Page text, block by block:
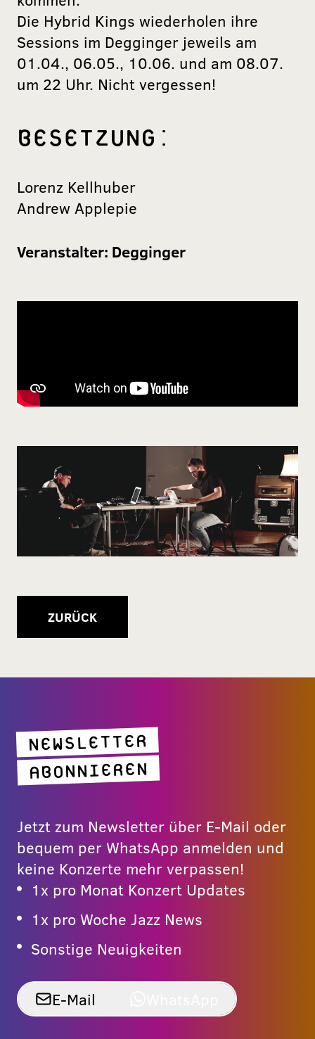
Die Hybrid Kings wiederholen ihre
Sessions im Degginger jeweils am
01.04., 06.05., 10.06. und am 08.07.
um 22 Uhr. Nicht vergessen!
BESETZUNG:
Lorenz Kellhuber
Andrew Applepie
Veranstalter: Degginger
ZURÜCK
NEWSLETTER
ABONNIEREN
Jetzt zum Newsletter über E-Mail oder
bequem per WhatsApp anmelden und
keine Konzerte mehr verpassen!
1x pro Monat Konzert Updates
1x pro Woche Jazz News
Sonstige Neuigkeiten
E-Mail